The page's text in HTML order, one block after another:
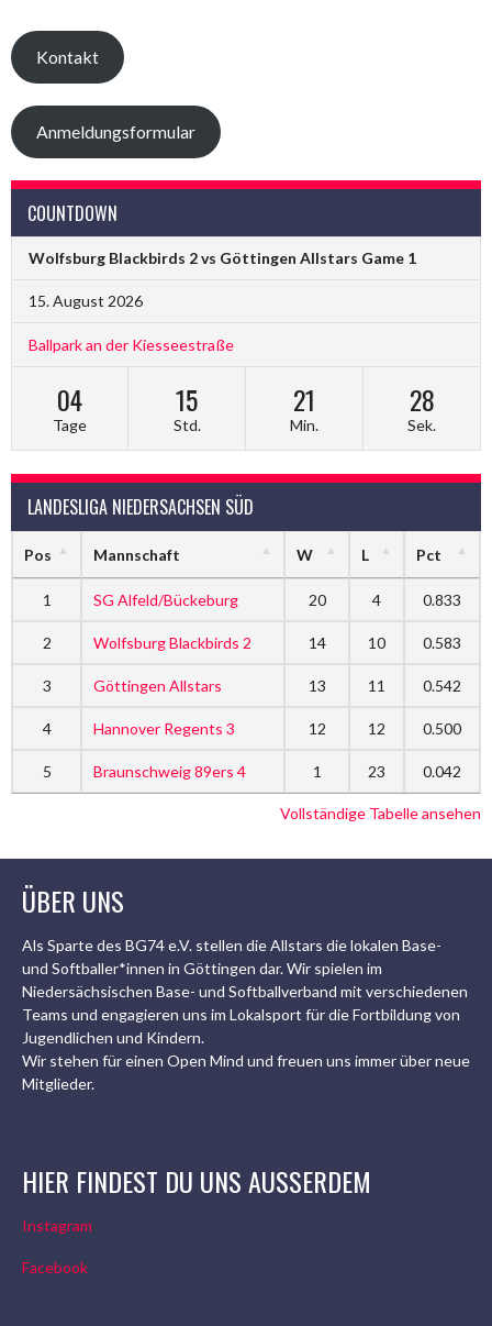
Kontakt
Anmeldungsformular
COUNTDOWN
Wolfsburg Blackbirds 2 vs Göttingen Allstars Game 1
15. August 2026
Ballpark an der Kiesseestraße
04
Tage
15
Std.
21
Min.
27
Sek.
LANDESLIGA NIEDERSACHSEN SÜD
Pos Mannschaft W L Pct
1 SG Alfeld/Bückeburg 20 4 0.833
2 Wolfsburg Blackbirds 2 14 10 0.583
3 Göttingen Allstars 13 11 0.542
4 Hannover Regents 3 12 12 0.500
5 Braunschweig 89ers 4 1 23 0.042
Vollständige Tabelle ansehen
ÜBER UNS
Als Sparte des BG74 e.V. stellen die Allstars die lokalen Base-
und Softballer*innen in Göttingen dar. Wir spielen im
Niedersächsischen Base- und Softballverband mit verschiedenen
Teams und engagieren uns im Lokalsport für die Fortbildung von
Jugendlichen und Kindern.
Wir stehen für einen Open Mind und freuen uns immer über neue
Mitglieder.
HIER FINDEST DU UNS AUSSERDEM
Instagram
Facebook